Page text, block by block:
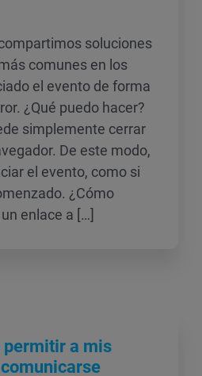
soluciones
comunes en los
el evento de forma
¿Qué puedo hacer?
simplemente cerrar
De este modo,
el evento, como si
¿Cómo
enlace a […]
permitir a mis